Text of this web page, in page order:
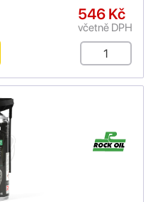
546 Kč
včetně DPH